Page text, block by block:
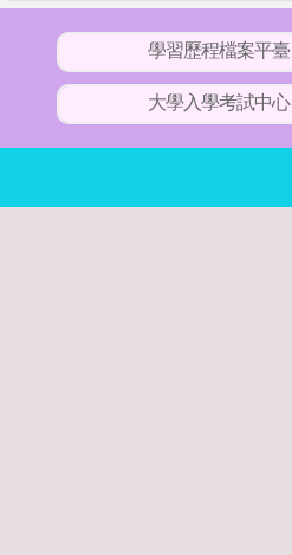
學習歷程檔案平臺
大學入學考試中心